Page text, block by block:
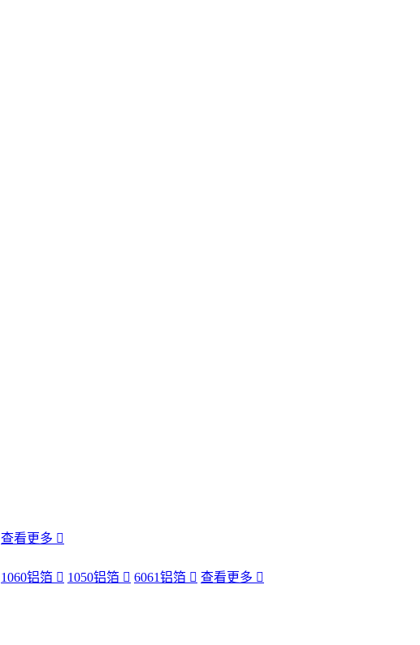
查看更多
1060铝箔 1050铝箔 6061铝箔 查看更多